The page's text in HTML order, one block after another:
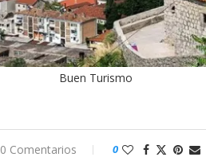
Buen Turismo
0 Comentarios 0